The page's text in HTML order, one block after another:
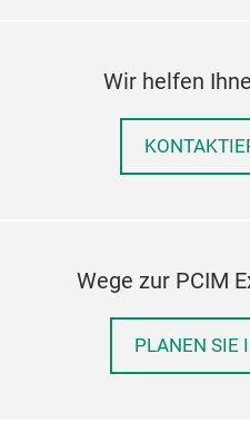
Wir helfen
Wege zur PCIM
PLANEN SIE